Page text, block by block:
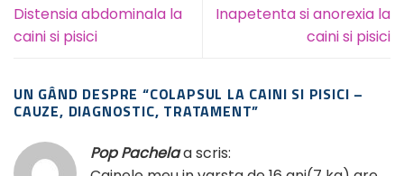
Distensia abdominala la
caini si pisici
Inapetenta si anorexia la
caini si pisici
UN GÂND DESPRE “COLAPSUL LA CAINI SI PISICI –
CAUZE, DIAGNOSTIC, TRATAMENT”
Pop Pachelaa scris: